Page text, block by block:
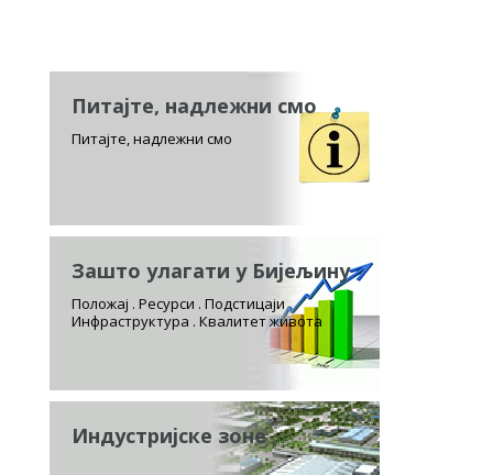
Питајте, надлежни смо
Питајте, надлежни смо
Зашто улагати у Бијељину
Положај . Ресурси . Подстицаји
Инфраструктура . Квалитет живота
Индустријске зоне